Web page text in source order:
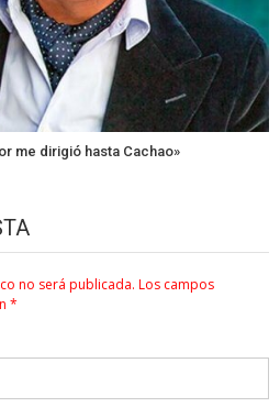
me dirigió hasta Cachao»
no será publicada. Los campos
*